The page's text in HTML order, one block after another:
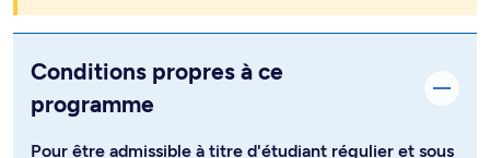
Conditions propres à ce
programme
Pour être admissible à titre d'étudiant régulier et sous